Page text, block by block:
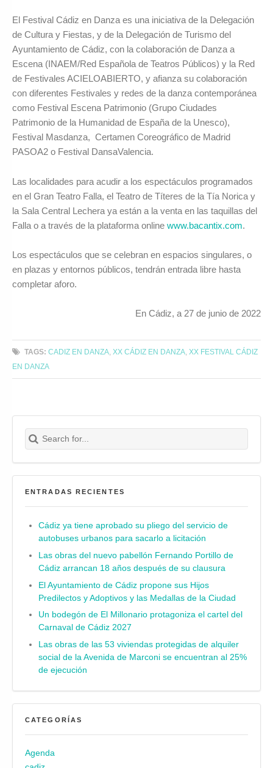
El Festival Cádiz en Danza es una iniciativa de la Delegación
de Cultura y Fiestas, y de la Delegación de Turismo del
Ayuntamiento de Cádiz, con la colaboración de Danza a
Escena (INAEM/Red Española de Teatros Públicos) y la Red
de Festivales ACIELOABIERTO, y afianza su colaboración
con diferentes Festivales y redes de la danza contemporánea
como Festival Escena Patrimonio (Grupo Ciudades
Patrimonio de la Humanidad de España de la Unesco),
Festival Masdanza, Certamen Coreográfico de Madrid
PASOA2 o Festival DansaValencia.
Las localidades para acudir a los espectáculos programados
en el Gran Teatro Falla, el Teatro de Títeres de la Tía Norica y
la Sala Central Lechera ya están a la venta en las taquillas del
Falla o a través de la plataforma online www.bacantix.com.
Los espectáculos que se celebran en espacios singulares, o
en plazas y entornos públicos, tendrán entrada libre hasta
completar aforo.
En Cádiz, a 27 de junio de 2022
TAGS: CADIZ EN DANZA ,XX CÁDIZ EN DANZA ,XX FESTIVAL CÁDIZ
EN DANZA
Search for:
Buscar
ENTRADAS RECIENTES
Cádiz ya tiene aprobado su pliego del servicio de
autobuses urbanos para sacarlo a licitación
Las obras del nuevo pabellón Fernando Portillo de
Cádiz arrancan 18 años después de su clausura
El Ayuntamiento de Cádiz propone sus Hijos
Predilectos y Adoptivos y las Medallas de la Ciudad
Un bodegón de El Millonario protagoniza el cartel del
Carnaval de Cádiz 2027
Las obras de las 53 viviendas protegidas de alquiler
social de la Avenida de Marconi se encuentran al 25%
de ejecución
CATEGORÍAS
Agenda